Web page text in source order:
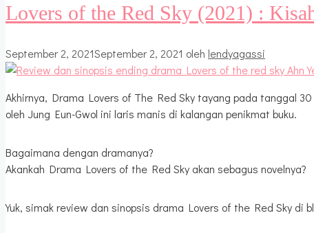
Lovers of the Red Sky (2021) :
September 2, 2021September 2, 2021 oleh lendyagassi
Akhirnya, Drama Lovers of The Red Sky tayang pada tanggal
oleh Jung Eun-Gwol ini laris manis di kalangan penikmat buku.
Bagaimana dengan dramanya?
Akankah Drama Lovers of the Red Sky akan sebagus novelnya?
Yuk, simak review dan sinopsis drama Lovers of the Red Sky di